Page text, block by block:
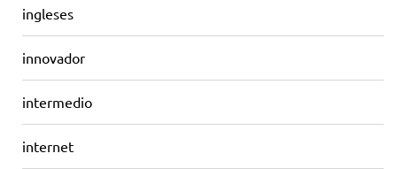
ingleses
innovador
intermedio
internet